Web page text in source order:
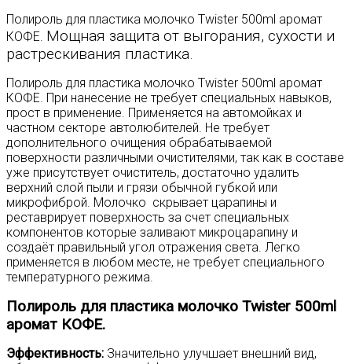
Полироль для пластика молочко Twister 500ml аромат
КОФЕ. Мощная защита от выгорания, сухости и
растрескивания пластика.
Полироль для пластика молочко Twister 500ml аромат
КОФЕ. При нанесение не требует специальных навыков,
прост в применение. Применяется на автомойках и
частном секторе автолюбителей. Не требует
дополнительного очищения обрабатываемой
поверхности различными очистителями, так как в составе
уже присутствует очиститель, достаточно удалить
верхний слой пыли и грязи обычной губкой или
микрофиброй. Молочко скрывает царапины и
реставрирует поверхность за счет специальных
компонентов которые заливают микроцарапину и
создаёт правильный угол отражения света. Легко
применяется в любом месте, не требует специального
температурного режима.
Полироль для пластика молочко Twister 500ml
аромат КОФЕ.
Эффективность: Значительно улучшает внешний вид,